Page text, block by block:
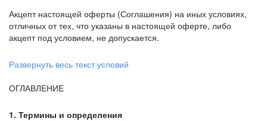
Акцепт настоящей оферты (Соглашения) на иных условиях,
отличных от тех, что указаны в настоящей оферте, либо
акцепт под условием, не допускается.
Развернуть весь текст условий
ОГЛАВЛЕНИЕ
1. Термины и определения